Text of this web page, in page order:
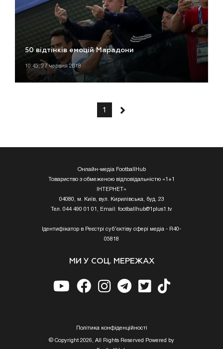
50 відтінків емоцій Марадони
10:45, 27 червня 2018
1
Онлайн-медіа FootballHub
Товариство з обмеженою відповідальністю «1+1
ІНТЕРНЕТ»
04080, м. Київ, вул. Кирилівська, буд. 23
Тел. 044 490 01 01, Email: footballhub@1plus1.tv
Ідентифікатор в Реєстрі суб’єктіву сфері медіа - R40-
05818
МИ У СОЦ. МЕРЕЖАХ
Полiтика конфiденцiйностi
© Copyright 2026, All Rights Reserved Powered by